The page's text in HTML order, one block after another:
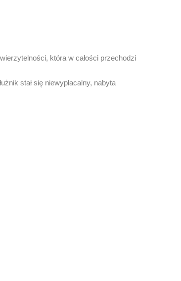
która w całości przechodzi
stał się niewypłacalny, nabyta